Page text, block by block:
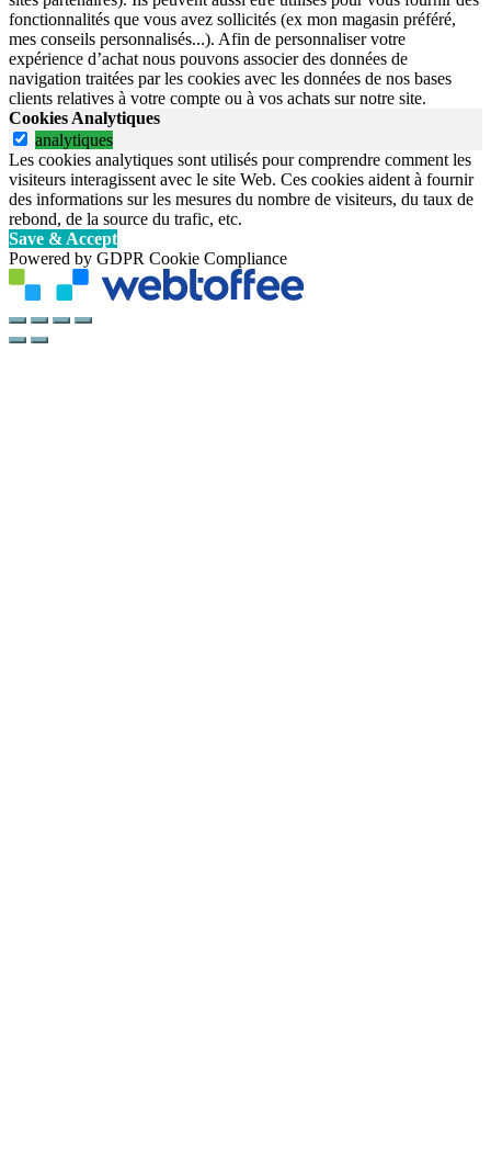
fonctionnalités que vous avez sollicités (ex mon magasin préféré,
mes conseils personnalisés...). Afin de personnaliser votre
expérience d’achat nous pouvons associer des données de
navigation traitées par les cookies avec les données de nos bases
clients relatives à votre compte ou à vos achats sur notre site.
Cookies Analytiques
analytiques
Les cookies analytiques sont utilisés pour comprendre comment les
visiteurs interagissent avec le site Web. Ces cookies aident à fournir
des informations sur les mesures du nombre de visiteurs, du taux de
rebond, de la source du trafic, etc.
Save & Accept
Powered by GDPR Cookie Compliance